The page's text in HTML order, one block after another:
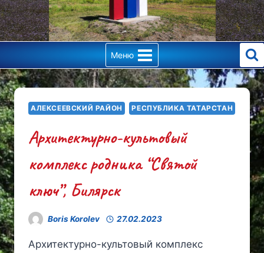
Меню
АЛЕКСЕЕВСКИЙ РАЙОН РЕСПУБЛИКА ТАТАРСТАН
Архитектурно-культовый
комплекс родника “Святой
ключ”, Билярск
Boris Korolev 27.02.2023
Архитектурно-культовый комплекс